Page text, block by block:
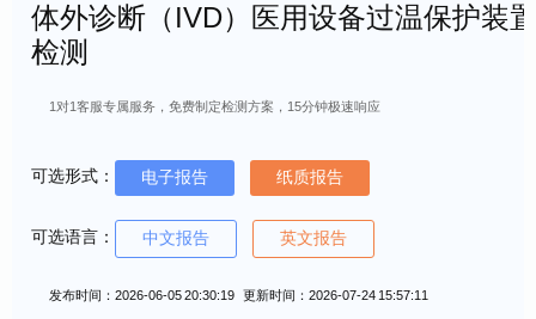
体外诊断（IVD）医用设备过温保护装
检测
1对1客服专属服务，免费制定检测方案，15分钟极速响应
可选形式： 电子报告 纸质报告
可选语言： 中文报告 英文报告
发布时间：2026-06-05 20:30:19 更新时间：2026-07-24 15:57:11